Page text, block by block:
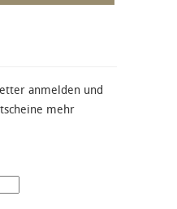
anmelden und
mehr